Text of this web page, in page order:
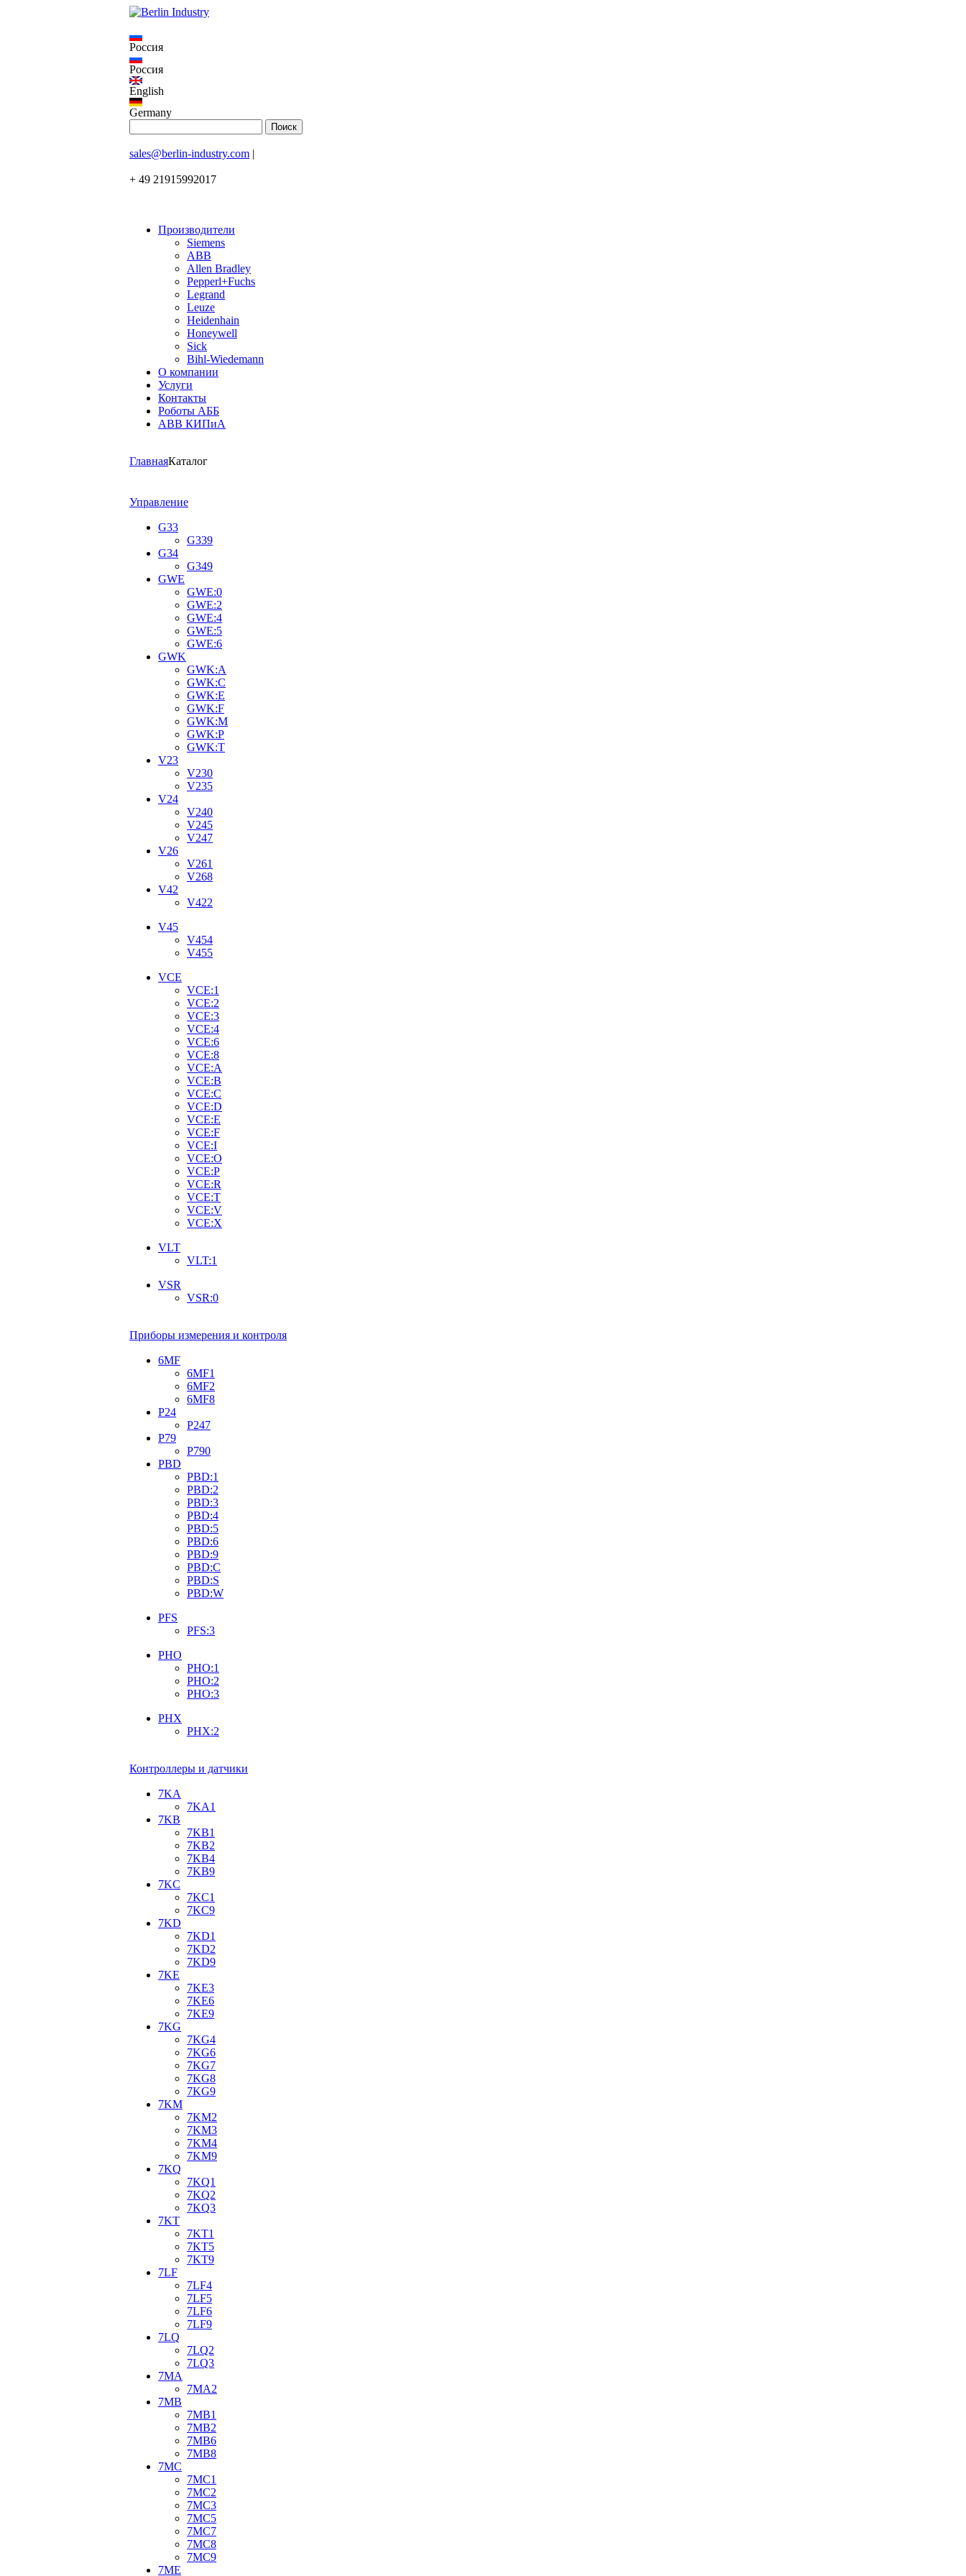
Россия
Россия
English
Germany
sales@berlin-industry.com |
+ 49 21915992017
Производители
Siemens
ABB
Allen Bradley
Pepperl+Fuchs
Legrand
Leuze
Heidenhain
Honeywell
Sick
Bihl-Wiedemann
О компании
Услуги
Контакты
Роботы АББ
ABB КИПиА
ГлавнаяКаталог
Управление
G33
G339
G34
G349
GWE
GWE:0
GWE:2
GWE:4
GWE:5
GWE:6
GWK
GWK:A
GWK:C
GWK:E
GWK:F
GWK:M
GWK:P
GWK:T
V23
V230
V235
V24
V240
V245
V247
V26
V261
V268
V42
V422
V45
V454
V455
VCE
VCE:1
VCE:2
VCE:3
VCE:4
VCE:6
VCE:8
VCE:A
VCE:B
VCE:C
VCE:D
VCE:E
VCE:F
VCE:I
VCE:O
VCE:P
VCE:R
VCE:T
VCE:V
VCE:X
VLT
VLT:1
VSR
VSR:0
Приборы измерения и контроля
6MF
6MF1
6MF2
6MF8
P24
P247
P79
P790
PBD
PBD:1
PBD:2
PBD:3
PBD:4
PBD:5
PBD:6
PBD:9
PBD:C
PBD:S
PBD:W
PFS
PFS:3
PHO
PHO:1
PHO:2
PHO:3
PHX
PHX:2
Контроллеры и датчики
7KA
7KA1
7KB
7KB1
7KB2
7KB4
7KB9
7KC
7KC1
7KC9
7KD
7KD1
7KD2
7KD9
7KE
7KE3
7KE6
7KE9
7KG
7KG4
7KG6
7KG7
7KG8
7KG9
7KM
7KM2
7KM3
7KM4
7KM9
7KQ
7KQ1
7KQ2
7KQ3
7KT
7KT1
7KT5
7KT9
7LF
7LF4
7LF5
7LF6
7LF9
7LQ
7LQ2
7LQ3
7MA
7MA2
7MB
7MB1
7MB2
7MB6
7MB8
7MC
7MC1
7MC2
7MC3
7MC5
7MC7
7MC8
7MC9
7ME